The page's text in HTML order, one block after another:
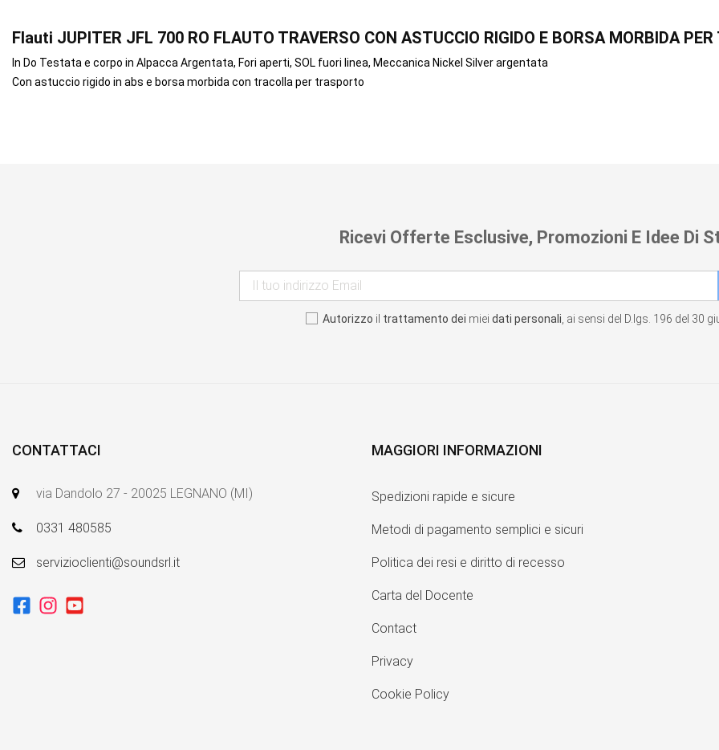
Flauti JUPITER JFL 700 RO FLAUTO TRAVERSO CON ASTUCCIO RIGIDO E BORSA MORBIDA
In Do Testata e corpo in Alpacca Argentata, Fori aperti, SOL fuori linea, Meccanica Nickel Silver argentata
Con astuccio rigido in abs e borsa morbida con tracolla per trasporto
Ricevi Offerte Esclusive, Promozioni E Idee Di
Autorizzo il trattamento dei miei dati personali , ai sensi del D.lgs. 196 del 30
CONTATTACI
via Dandolo 27 - 20025 LEGNANO (MI)
0331 480585
servizioclienti@soundsrl.it
MAGGIORI INFORMAZIONI
Spedizioni rapide e sicure
Metodi di pagamento semplici e sicuri
Politica dei resi e diritto di recesso
Carta del Docente
Contact
Privacy
Cookie Policy